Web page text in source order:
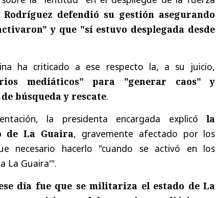
Rodríguez defendió su gestión asegurando
y que "sí estuvo desplegada desde
ha criticado a ese respecto la, a su juicio,
mediáticos" para "generar caos" y
búsqueda y rescate.
la presidenta encargada explicóla
de La Guaira, gravemente afectado por los
necesario hacerlo "cuando se activó en los
La Guaira'".
día fue que se militariza el estado de La